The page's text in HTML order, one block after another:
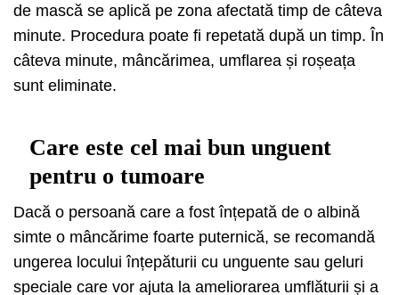
de mască se aplică pe zona afectată timp de câteva
minute. Procedura poate fi repetată după un timp. În
câteva minute, mâncărimea, umflarea și roșeața
sunt eliminate.
Care este cel mai bun unguent
pentru o tumoare
Dacă o persoană care a fost înțepată de o albină
simte o mâncărime foarte puternică, se recomandă
ungerea locului înțepăturii cu unguente sau geluri
speciale care vor ajuta la ameliorarea umflăturii și a